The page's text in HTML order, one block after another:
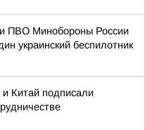
ПВО Минобороны России
украинский беспилотник
и Китай подписали